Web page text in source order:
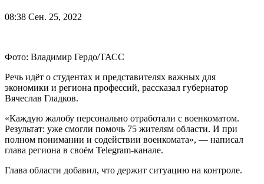
08:38 Сен. 25, 2022
Фото: Владимир Гердо/ТАСС
Речь идёт о студентах и представителях важных для
экономики и региона профессий, рассказал губернатор
Вячеслав Гладков.
«Каждую жалобу персонально отработали с военкоматом.
Результат: уже смогли помочь 75 жителям области. И при
полном понимании и содействии военкомата», — написал
глава региона в своём Telegram-канале.
Глава области добавил, что держит ситуацию на контроле.